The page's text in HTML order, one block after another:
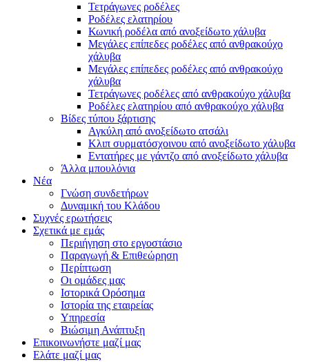
Τετράγωνες ροδέλες
Ροδέλες ελατηρίου
Κωνική ροδέλα από ανοξείδωτο χάλυβα
Μεγάλες επίπεδες ροδέλες από ανθρακούχο
χάλυβα
Μεγάλες επίπεδες ροδέλες από ανθρακούχο
χάλυβα
Τετράγωνες ροδέλες από ανθρακούχο χάλυβα
Ροδέλες ελατηρίου από ανθρακούχο χάλυβα
Βίδες τύπου ξάρτισης
Αγκύλη από ανοξείδωτο ατσάλι
Κλιπ συρματόσχοινου από ανοξείδωτο χάλυβα
Εντατήρες με γάντζο από ανοξείδωτο χάλυβα
Άλλα μπουλόνια
Νέα
Γνώση συνδετήρων
Δυναμική του Κλάδου
Συχνές ερωτήσεις
Σχετικά με εμάς
Περιήγηση στο εργοστάσιο
Παραγωγή & Επιθεώρηση
Περίπτωση
Οι ομάδες μας
Ιστορικά Ορόσημα
Ιστορία της εταιρείας
Υπηρεσία
Βιώσιμη Ανάπτυξη
Επικοινωνήστε μαζί μας
Ελάτε μαζί μας